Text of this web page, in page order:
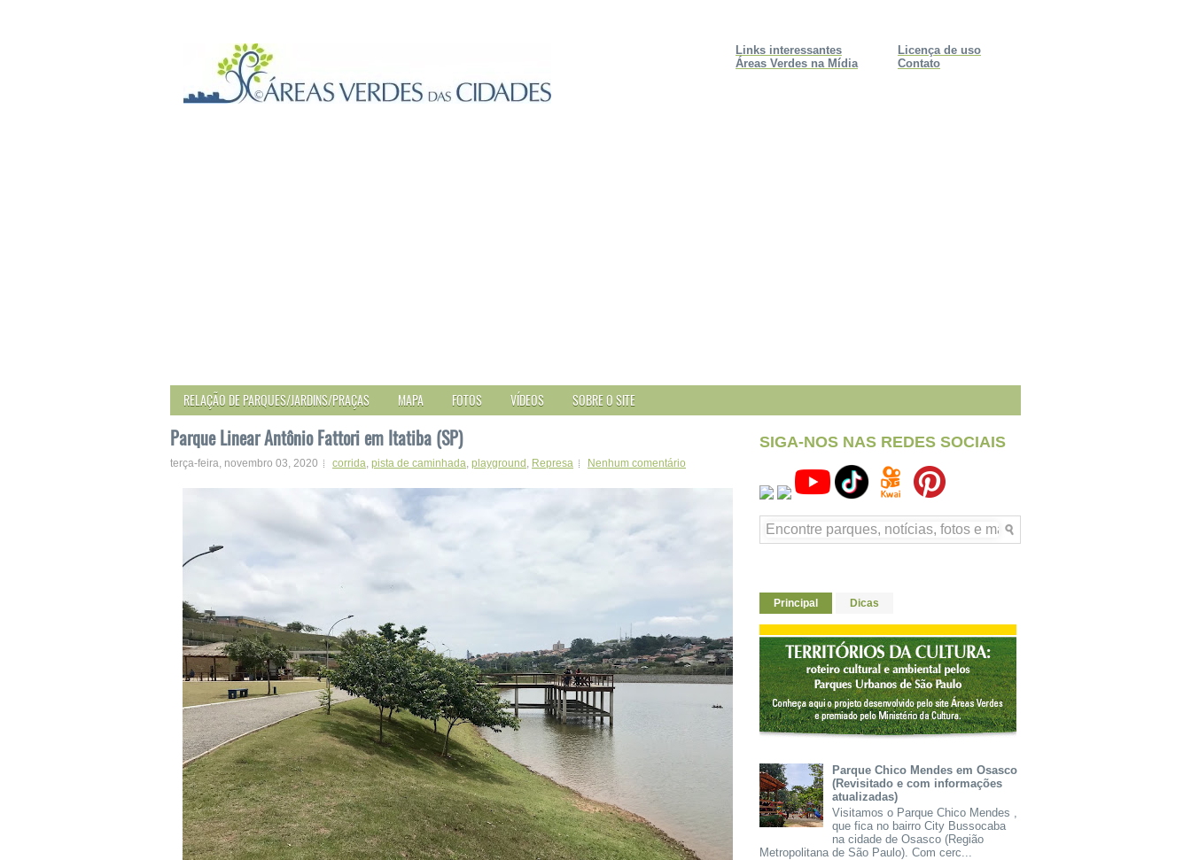
Licença de uso
Contato
Links interessantes
Áreas Verdes na Mídia
RELAÇÃO DE PARQUES/JARDINS/PRAÇAS MAPA FOTOS VÍDEOS SOBRE O SITE
Parque Linear Antônio Fattori em Itatiba (SP)
terça-feira, novembro 03, 2020 corrida, pista de caminhada, playground , Represa Nenhum comentário
SIGA-NOS NAS REDES SOCIAIS
Principal Dicas
Parque Chico Mendes em Osasco
(Revisitado e com informações
atualizadas)
Visitamos o Parque Chico Mendes ,
que fica no bairro City Bussocaba
na cidade de Osasco (Região
Metropolitana de São Paulo). Com cerc...